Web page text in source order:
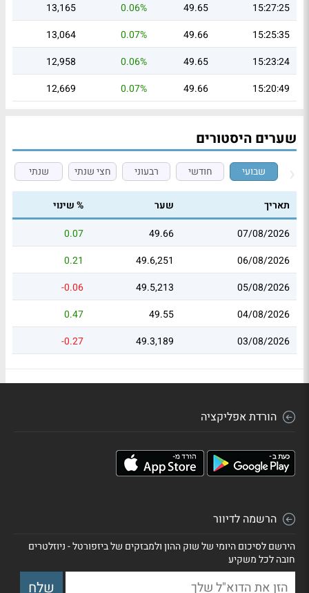
15:27:25
49.65
0.06%
13,165
15:25:35
49.66
0.07%
13,064
15:23:24
49.65
0.06%
12,958
15:20:49
49.66
0.07%
12,669
שערים היסטורים
שבועי חודשי רבעוני חצי שנתי שנתי
תאריך שער
% שינוי
07/08/2026
49.66
0.07
06/08/2026
49.6,251
0.21
05/08/2026
49.5,213
-0.06
04/08/2026
49.55
0.47
03/08/2026
49.3,189
-0.27
הורדת אפליקציה
הרשמה לדיוור
הירשם לסיכום היומי של שוק ההון ולמבזקים של ביזפורטל - ניוזלטרים
חובה לכל משקיע